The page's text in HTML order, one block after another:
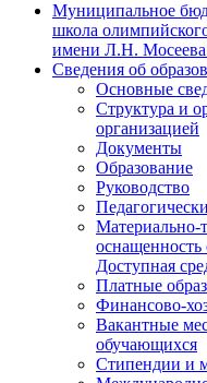
Муниципальное
школа
имени Л.Н.
Сведения об
Основные
Структура и
организацией
Документы
Образование
Руководство
Материально-
оснащенность
Доступная
Платные
Финансово-
Вакантные
обучающихся
Стипендии и